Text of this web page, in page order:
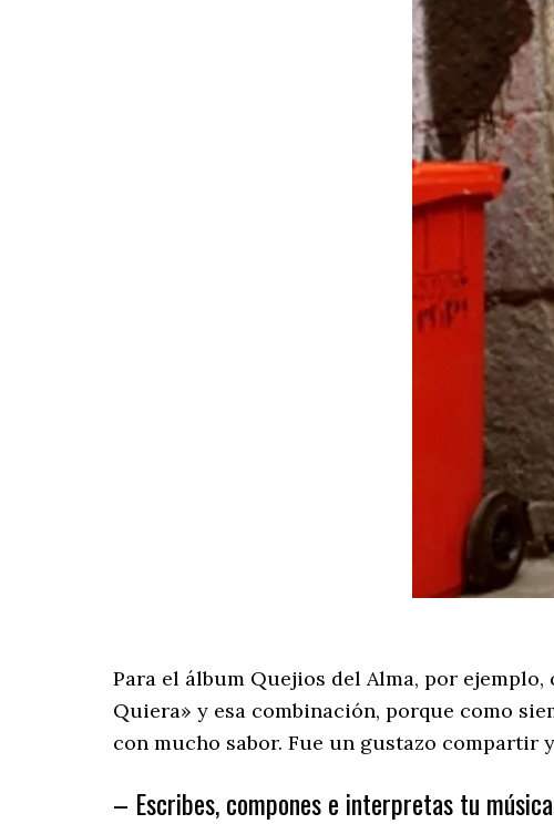
Para el álbum Quejios del Alma, por
Quiera» y esa combinación, porque como
con mucho sabor. Fue un gustazo compartir
– Escribes, compones e interpretas tu